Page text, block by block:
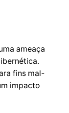
ameaça
fins mal-
impacto